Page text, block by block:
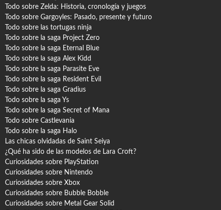
Todo sobre Zelda: Historia, cronología y juegos
Todo sobre Gargoyles: Pasado, presente y futuro
Todo sobre las tortugas ninja
Todo sobre la saga Project Zero
Todo sobre la saga Eternal Blue
Todo sobre la saga Alex Kidd
Todo sobre la saga Parasite Eve
Todo sobre la saga Resident Evil
Todo sobre la saga Gradius
Todo sobre la saga Ys
Todo sobre la saga Secret of Mana
Todo sobre Castlevania
Todo sobre la saga Halo
Las chicas olvidadas de Saint Seiya
¿Qué ha sido de las modelos de Lara Croft?
Curiosidades sobre PlayStation
Curiosidades sobre Nintendo
Curiosidades sobre Xbox
Curiosidades sobre Bubble Bobble
Curiosidades sobre Metal Gear Solid